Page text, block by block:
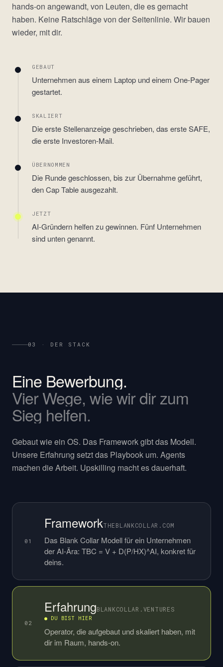
hands-on angewandt, von Leuten, die es gemacht
haben. Keine Ratschläge von der Seitenlinie. Wir bauen
wieder, mit dir.
GEBAUT
Unternehmen aus einem Laptop und einem One-Pager
gestartet.
SKALIERT
Die erste Stellenanzeige geschrieben, das erste SAFE,
die erste Investoren-Mail.
ÜBERNOMMEN
Die Runde geschlossen, bis zur Übernahme geführt,
den Cap Table ausgezahlt.
JETZT
AI-Gründern helfen zu gewinnen. Fünf Unternehmen
sind unten genannt.
03 · DER STACK
Eine Bewerbung.
VierWege, wiewir dirzum
Sieg helfen.
Gebaut wie ein OS. Das Framework gibt das Modell.
Unsere Erfahrung setzt das Playbook um. Agents
machen die Arbeit. Upskilling macht es dauerhaft.
01
FrameworkTHEBLANKCOLLAR.COM
Das Blank Collar Modell für ein Unternehmen
der AI-Ära: TBC = V + D(P/HX)^AI, konkret für
deins.
02
ErfahrungBLANKCOLLAR.VENTURES
● DU BIST HIER
Operator, die aufgebaut und skaliert haben, mit
dir im Raum, hands-on.